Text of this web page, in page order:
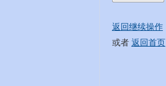
返回继续操作
或者 返回首页